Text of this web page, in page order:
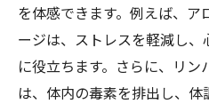
を体感できます。例えば、
ージは、ストレスを軽減し
に役立ちます。さらに、リ
は、体内の毒素を排出し、